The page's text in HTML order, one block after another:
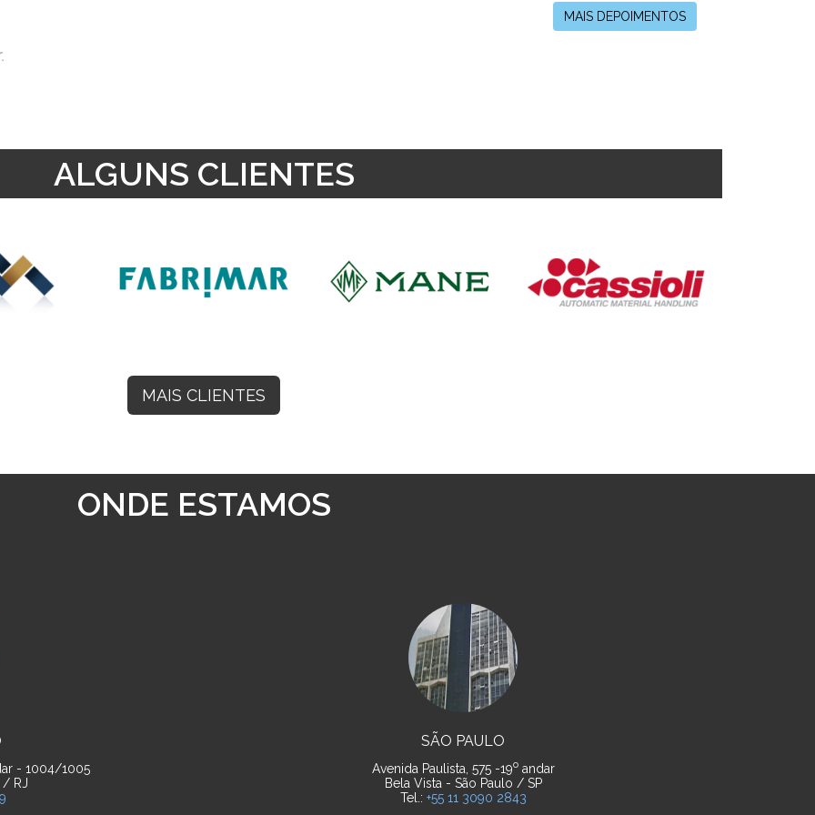
MAIS DEPOIMENTOS
ALGUNS CLIENTES
MAIS CLIENTES
ONDE ESTAMOS
- 1004/1005
/ RJ
SÃO PAULO
Avenida Paulista, 575 -19oandar
Bela Vista - São Paulo / SP
Tel.: +55 11 3090 2843